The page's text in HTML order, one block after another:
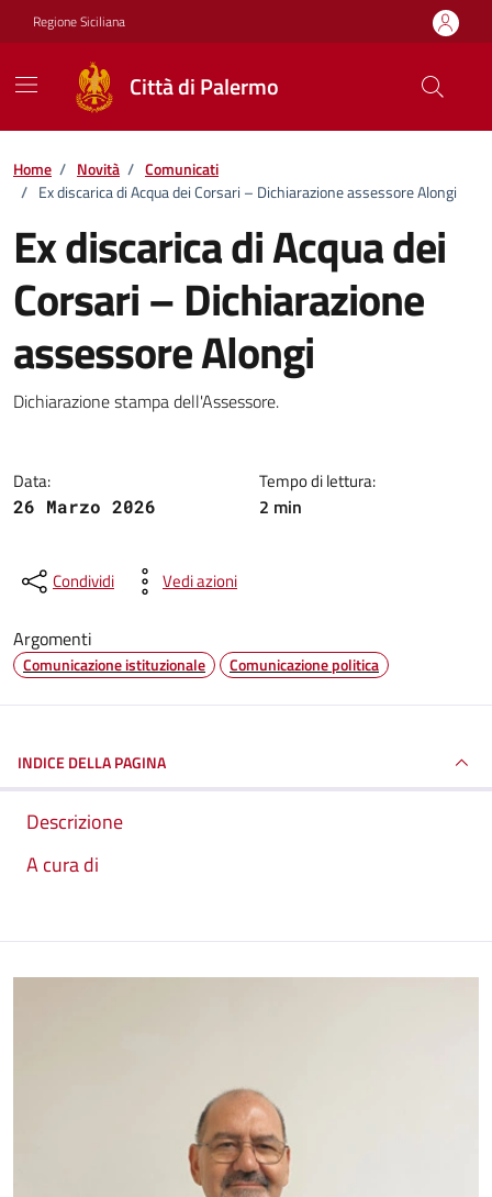
Vai ai contenuti
Vai al footer
Regione Siciliana
Città di Palermo
Home / Novità / Comunicati
/ Ex discarica di Acqua dei Corsari – Dichiarazione assessore Alongi
Ex discarica di Acqua dei
Corsari – Dichiarazione
assessore Alongi
Dettagli della notizia
Dichiarazione stampa dell'Assessore.
Data:
26 Marzo 2026
Tempo di lettura:
2 min
Condividi Vedi azioni
Argomenti
Comunicazione istituzionale Comunicazione politica
INDICE DELLA PAGINA
Descrizione
A cura di